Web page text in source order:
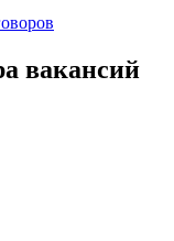
вакансий